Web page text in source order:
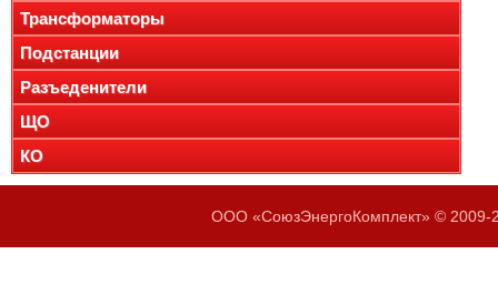
Трансформаторы
Подстанции
Разъеденители
ЩО
КО
ООО «СоюзЭнергоКомплект» © 2009-